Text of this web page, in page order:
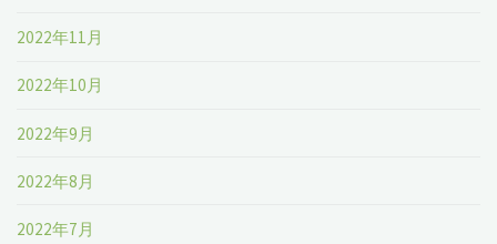
2022年11月
2022年10月
2022年9月
2022年8月
2022年7月